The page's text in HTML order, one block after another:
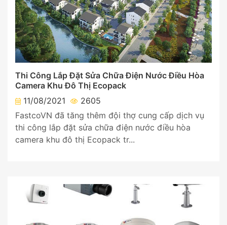
Thi Công Lắp Đặt Sửa Chữa Điện Nước Điều Hòa
Camera Khu Đô Thị Ecopack
11/08/2021
2605
FastcoVN đã tăng thêm đội thợ cung cấp dịch vụ
thi công lắp đặt sửa chữa điện nước điều hòa
camera khu đô thị Ecopack tr...